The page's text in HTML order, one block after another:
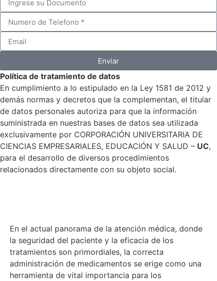
Enviar
Política de tratamiento de datos
En cumplimiento a lo estipulado en la Ley 1581 de 2012 y
demás normas y decretos que la complementan, el titular
de datos personales autoriza para que la información
suministrada en nuestras bases de datos sea utilizada
exclusivamente por CORPORACIÓN UNIVERSITARIA DE
CIENCIAS EMPRESARIALES, EDUCACIÓN Y SALUD – UC,
para el desarrollo de diversos procedimientos
relacionados directamente con su objeto social.
En el actual panorama de la atención médica, donde
la seguridad del paciente y la eficacia de los
tratamientos son primordiales, la correcta
administración de medicamentos se erige como una
herramienta de vital importancia para los